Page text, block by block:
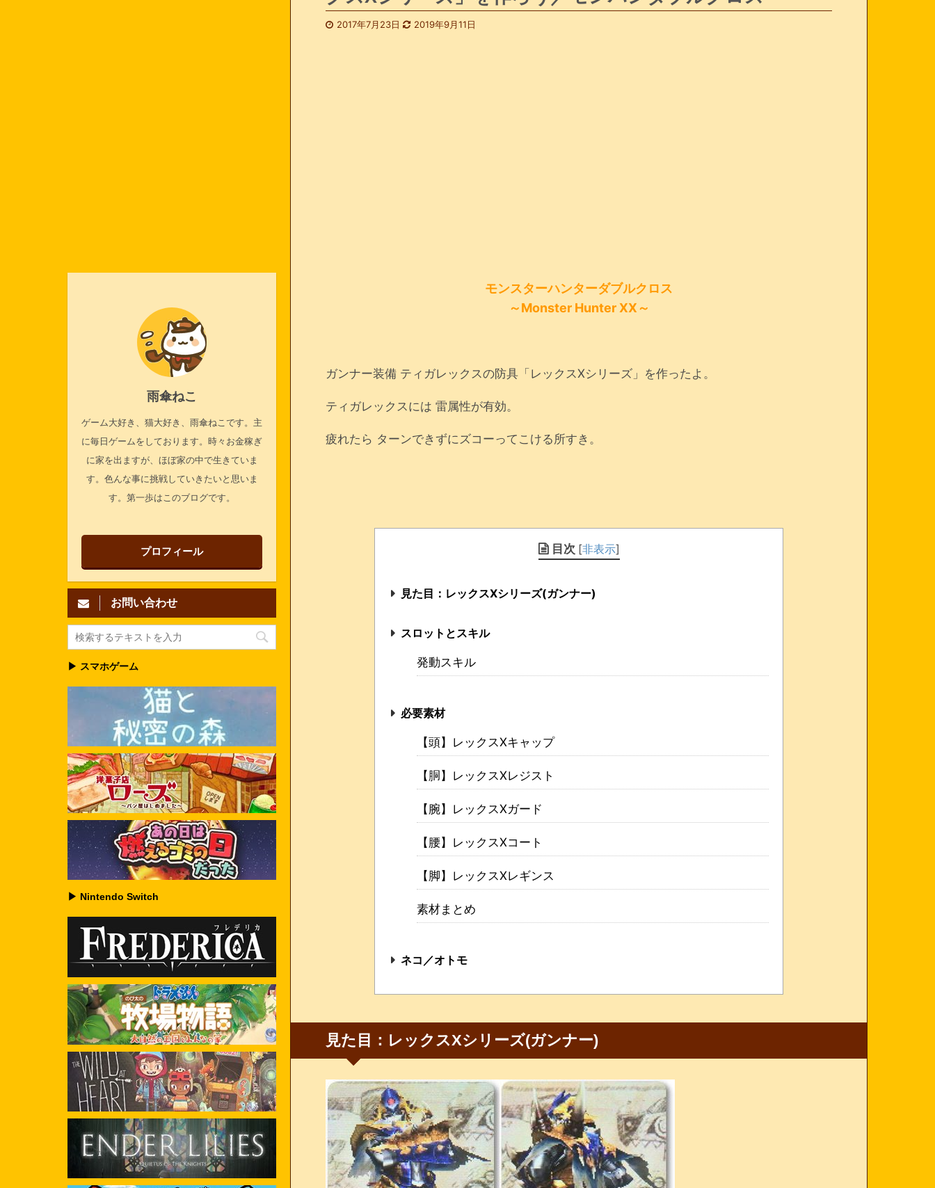
2017年7月23日 2019年9月11日
モンスターハンターダブルクロス
～Monster Hunter XX～
ガンナー装備 ティガレックスの防具「レックスXシリーズ」を作ったよ。
ティガレックスには 雷属性が有効。
疲れたら ターンできずにズコーってこける所すき。
目次 [非表示]
見た目：レックスXシリーズ(ガンナー)
スロットとスキル
発動スキル
必要素材
【頭】レックスXキャップ
【胴】レックスXレジスト
【腕】レックスXガード
【腰】レックスXコート
【脚】レックスXレギンス
素材まとめ
ネコ／オトモ
見た目：レックスXシリーズ(ガンナー)
雨傘ねこ
ゲーム大好き、猫大好き、雨傘ねこです。主
に毎日ゲームをしております。時々お金稼ぎ
に家を出ますが、ほぼ家の中で生きていま
す。色んな事に挑戦していきたいと思いま
す。第一歩はこのブログです。
プロフィール
お問い合わせ
▶ スマホゲーム
▶ Nintendo Switch